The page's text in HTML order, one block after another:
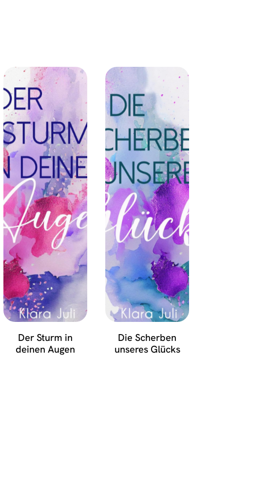
Der Sturm in
deinen Augen
Die Scherben
unseres Glücks